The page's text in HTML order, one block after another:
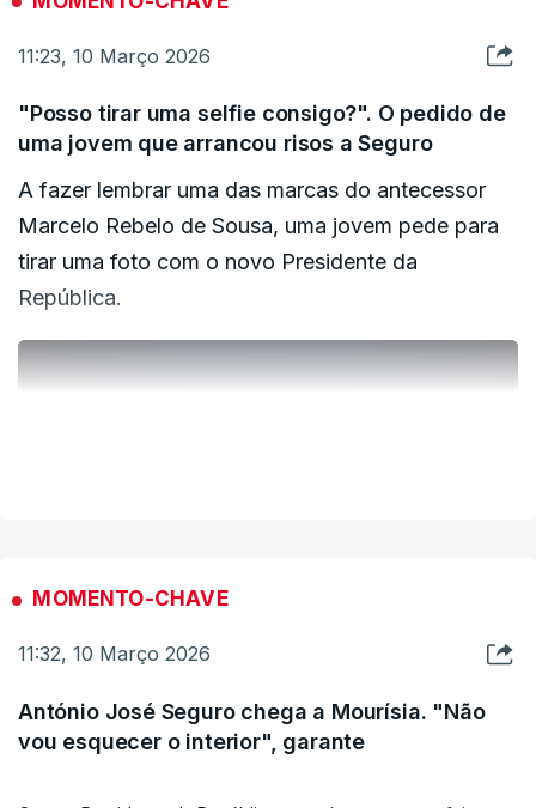
11:23, 10 Março 2026
"Posso tirar uma selfie consigo?". O pedido de
uma jovem que arrancou risos a Seguro
A fazer lembrar uma das marcas do antecessor
Marcelo Rebelo de Sousa, uma jovem pede para
tirar uma foto com o novo Presidente da
República.
MOMENTO-CHAVE
11:32, 10 Março 2026
António José Seguro chega a Mourísia. "Não
vou esquecer o interior", garante